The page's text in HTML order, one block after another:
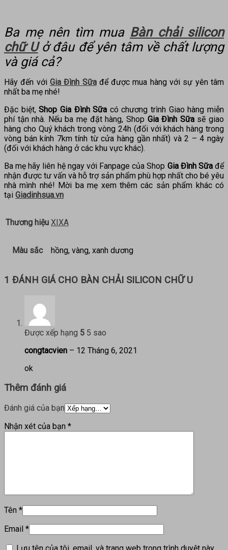
Ba mẹ nên tìm mua Bàn chải silicon
chữ Uở đâu để yên tâm về chất lượng
và giá cả?
Hãy đến với Gia Đình Sữađể được mua hàng với sự yên tâm
nhất ba mẹ nhé!
Đặc biệt,Shop Gia Đình Sữa có chương trình Giao hàng miễn
phí tận nhà. Nếu ba mẹ đặt hàng, Shop Gia Đình Sữasẽ giao
hàng cho Quý khách trong vòng 24h (đối với khách hàng trong
vòng bán kính 7km tính từ cửa hàng gần nhất) và 2 – 4 ngày
(đối với khách hàng ở các khu vực khác).
Ba mẹ hãy liên hệ ngay với Fanpage của Shop Gia Đình Sữađể
nhận được tư vấn và hỗ trợ sản phẩm phù hợp nhất cho bé yêu
nhà mình nhé! Mời ba mẹ xem thêm các sản phẩm khác có
tại Giadinhsua.vn
Thương hiệu XIXA
Màu sắc hồng, vàng, xanh dương
1 ĐÁNH GIÁ CHO BÀN CHẢI SILICON CHỮ U
Được xếp hạng 5 5 sao
congtacvien – 12 Tháng 6, 2021
ok
Thêm đánh giá
Đánh giá của bạn
Nhận xét của bạn *
Tên *
Email *